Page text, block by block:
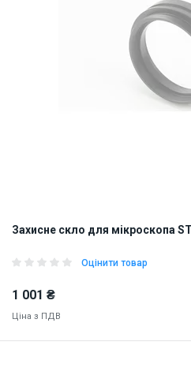
Захисне скло для мікроскопа
Оцінити товар
1 001 ₴
Ціна з ПДВ